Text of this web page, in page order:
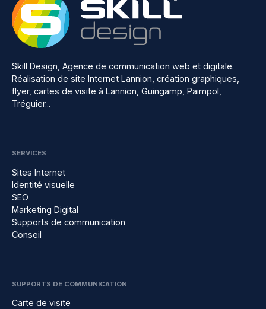
Skill Design, Agence de communication web et digitale.
Réalisation de site Internet Lannion, création graphiques,
flyer, cartes de visite à Lannion, Guingamp, Paimpol,
Tréguier...
SERVICES
Sites Internet
Identité visuelle
SEO
Marketing Digital
Supports de communication
Conseil
SUPPORTS DE COMMUNICATION
Carte de visite